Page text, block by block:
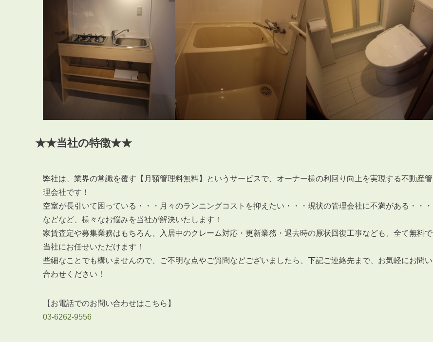
★★当社の特徴★★
弊社は、業界の常識を覆す【月額管理料無料】というサービスで、オーナー様の利回り向上を実現する不動産管
理会社です！
空室が長引いて困っている・・・月々のランニングコストを抑えたい・・・現状の管理会社に不満がある・・・
などなど、様々なお悩みを当社が解決いたします！
家賃査定や募集業務はもちろん、入居中のクレーム対応・更新業務・退去時の原状回復工事なども、全て無料で
当社にお任せいただけます！
些細なことでも構いませんので、ご不明な点やご質問などございましたら、下記ご連絡先まで、お気軽にお問い
合わせください！
【お電話でのお問い合わせはこちら】
03-6262-9556